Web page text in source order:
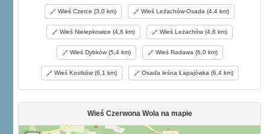
Wieś Czerce (3,0 km) Wieś Leżachów-Osada (4,4 km)
Wieś Nielepkowice (4,6 km) Wieś Leżachów (4,8 km)
Wieś Dybków (5,4 km) Wieś Radawa (6,0 km)
Wieś Kostków (6,1 km) Osada leśna Łapajówka (6,4 km)
Wieś Czerwona Wola na mapie